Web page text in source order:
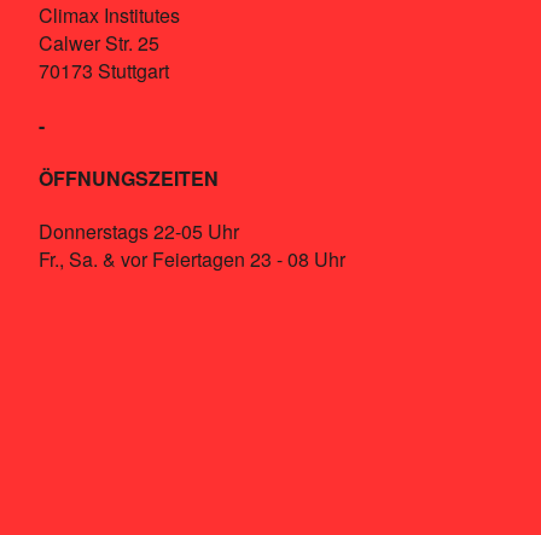
Climax Institutes
Calwer Str. 25
70173 Stuttgart
-
ÖFFNUNGSZEITEN
Donnerstags 22-05 Uhr
Fr., Sa. & vor Feiertagen 23 - 08 Uhr